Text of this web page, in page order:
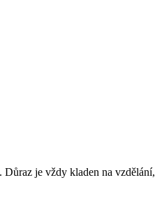
je vždy kladen na